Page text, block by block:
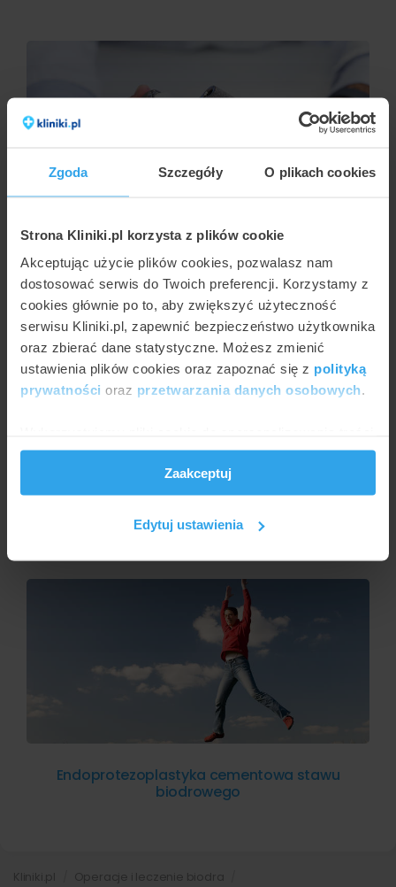
Zgoda Szczegóły O plikach cookies
Strona Kliniki.pl korzysta z plików cookie
Akceptując użycie plików cookies, pozwalasz nam
dostosować serwis do Twoich preferencji. Korzystamy z
cookies głównie po to, aby zwiększyć użyteczność
serwisu Kliniki.pl, zapewnić bezpieczeństwo użytkownika
oraz zbierać dane statystyczne. Możesz zmienić
ustawienia plików cookies oraz zapoznać się z polityką
prywatności oraz przetwarzania danych osobowych.
i reklam, aby oferować funkcje społecznościowe i
analizować ruch w naszej witrynie. Informacje o tym, jak
korzystasz z naszej witryny, udostępniamy partnerom
społecznościowym, reklamowym i analitycznym.
otrzymanymi od Ciebie lub uzyskanymi podczas
korzystania z ich usług.
Zaakceptuj
Edytuj ustawienia
Jak działa endoproteza stawu biodrowego?
Endoprotezoplastyka cementowa stawu
biodrowego